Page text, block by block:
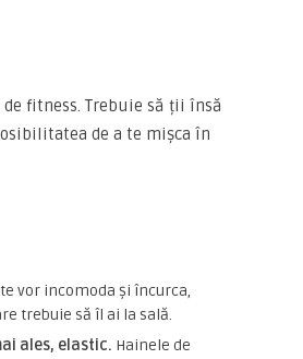
fitness. Trebuie să ții însă
de a te mișca în
vor incomoda și încurca,
trebuie să îl ai la sală.
ales, elastic. Hainele de